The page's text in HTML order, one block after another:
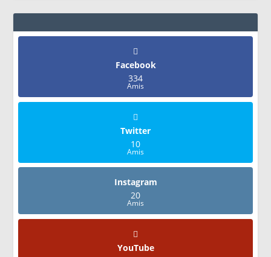
Facebook
334
Amis
Twitter
10
Amis
Instagram
20
Amis
YouTube